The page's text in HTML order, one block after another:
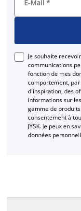
E-Mail *
Je souhaite
communications
fonction de mes
comportement,
d'inspiration, des
informations sur
gamme de produits
consentement à
JYSK. Je peux en
données